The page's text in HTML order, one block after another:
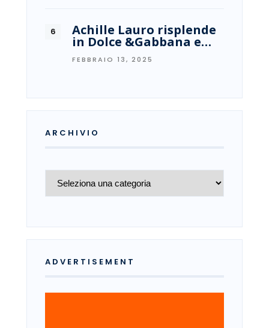
Achille Lauro risplende
in Dolce &Gabbana e…
FEBBRAIO 13, 2025
ARCHIVIO
Archivio
ADVERTISEMENT